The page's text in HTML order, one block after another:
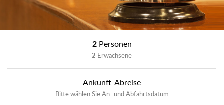
2 Personen
2 Erwachsene
Ankunft-Abreise
Bitte wählen Sie An- und Abfahrtsdatum